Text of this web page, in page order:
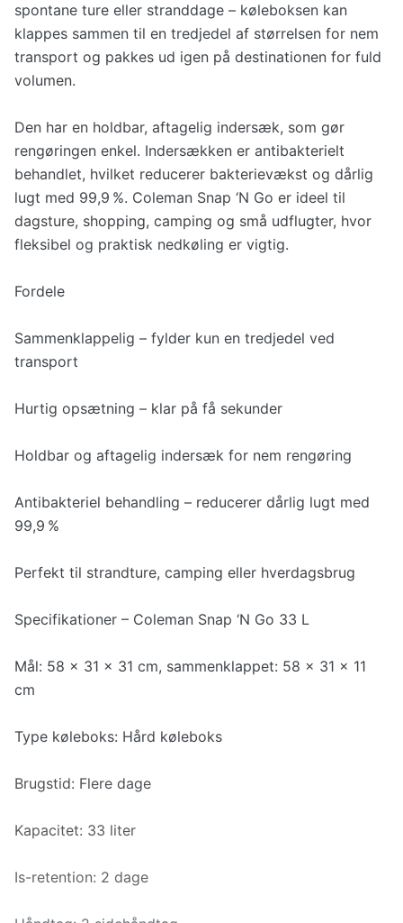
spontane ture eller stranddage – køleboksen kan
klappes sammen til en tredjedel af størrelsen for nem
transport og pakkes ud igen på destinationen for fuld
volumen.
Den har en holdbar, aftagelig indersæk, som gør
rengøringen enkel. Indersækken er antibakterielt
behandlet, hvilket reducerer bakterievækst og dårlig
lugt med 99,9 %. Coleman Snap ‘N Go er ideel til
dagsture, shopping, camping og små udflugter, hvor
fleksibel og praktisk nedkøling er vigtig.
Fordele
Sammenklappelig – fylder kun en tredjedel ved
transport
Hurtig opsætning – klar på få sekunder
Holdbar og aftagelig indersæk for nem rengøring
Antibakteriel behandling – reducerer dårlig lugt med
99,9 %
Perfekt til strandture, camping eller hverdagsbrug
Specifikationer – Coleman Snap ‘N Go 33 L
Mål: 58 × 31 × 31 cm, sammenklappet: 58 × 31 × 11
cm
Type køleboks: Hård køleboks
Brugstid: Flere dage
Kapacitet: 33 liter
Is-retention: 2 dage